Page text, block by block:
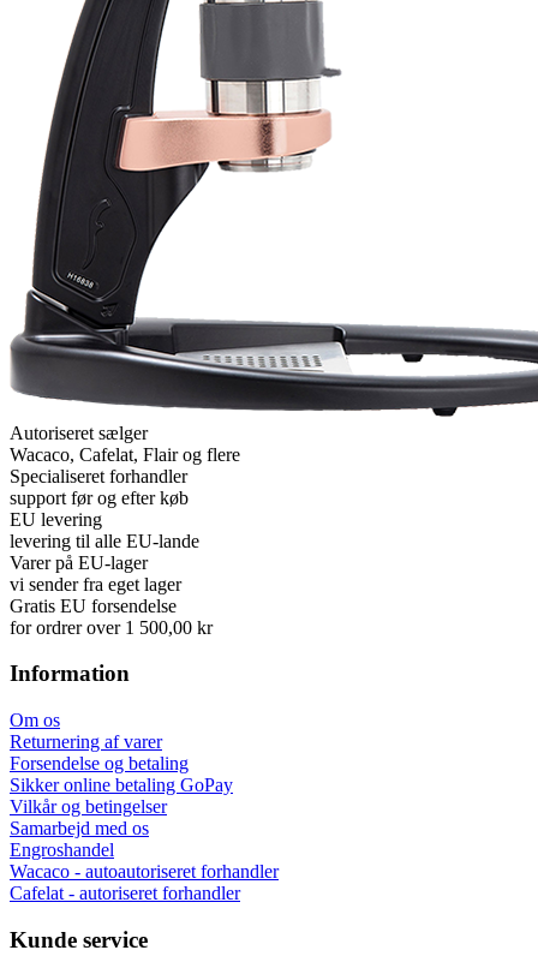
Autoriseret sælger
Wacaco, Cafelat, Flair og flere
Specialiseret forhandler
support før og efter køb
EU levering
levering til alle EU-lande
Varer på EU-lager
vi sender fra eget lager
Gratis EU forsendelse
for ordrer over 1 500,00 kr
Information
Om os
Returnering af varer
Forsendelse og betaling
Sikker online betaling GoPay
Vilkår og betingelser
Samarbejd med os
Engroshandel
Wacaco - autoautoriseret forhandler
Cafelat - autoriseret forhandler
Kunde service